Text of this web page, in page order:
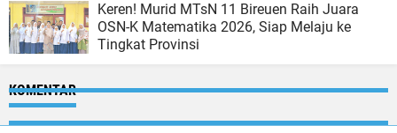
Keren! Murid MTsN 11 Bireuen Raih Juara
OSN-K Matematika 2026, Siap Melaju ke
Tingkat Provinsi
KOMENTAR